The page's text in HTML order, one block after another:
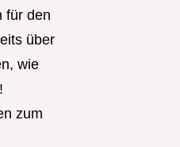
für den
über
wie
zum